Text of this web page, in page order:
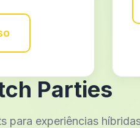
Parties
para experiências